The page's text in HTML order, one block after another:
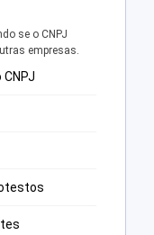
se o CNPJ
empresas.